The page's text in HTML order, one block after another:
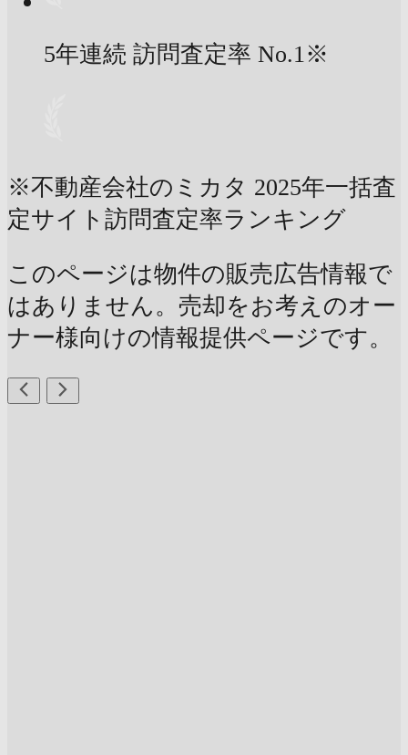
5年連続 訪問査定率 No.1※
※不動産会社のミカタ 2025年一括査
定サイト訪問査定率ランキング
このページは物件の販売広告情報で
はありません。売却をお考えのオー
ナー様向けの情報提供ページです。